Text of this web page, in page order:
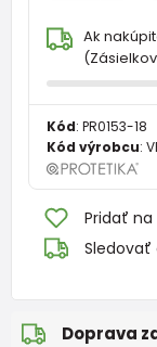
Ak
Kód: PR0153-18
Kód výrobcu:
Pridať
Sledovať
Doprava